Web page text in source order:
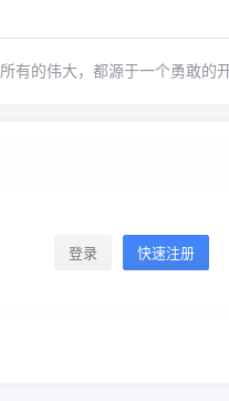
所有的伟大，都源于一个勇敢的开
登录 快速注册